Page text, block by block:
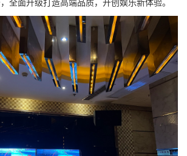
全面升级打造高端品质，开创娱乐新体验。